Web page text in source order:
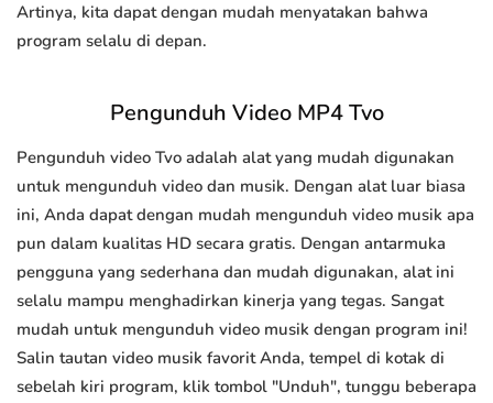
Artinya, kita dapat dengan mudah menyatakan bahwa
program selalu di depan.
Pengunduh Video MP4 Tvo
Pengunduh video Tvo adalah alat yang mudah digunakan
untuk mengunduh video dan musik. Dengan alat luar biasa
ini, Anda dapat dengan mudah mengunduh video musik apa
pun dalam kualitas HD secara gratis. Dengan antarmuka
pengguna yang sederhana dan mudah digunakan, alat ini
selalu mampu menghadirkan kinerja yang tegas. Sangat
mudah untuk mengunduh video musik dengan program ini!
Salin tautan video musik favorit Anda, tempel di kotak di
sebelah kiri program, klik tombol "Unduh", tunggu beberapa